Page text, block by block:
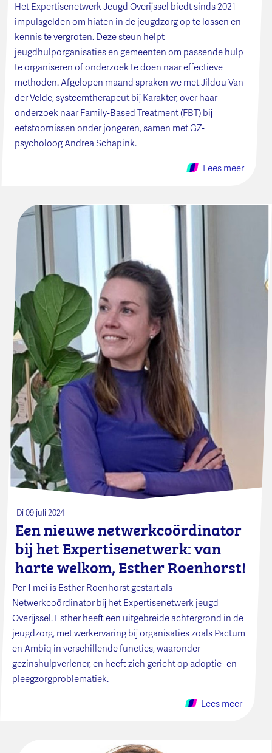
Het Expertisenetwerk Jeugd Overijssel biedt sinds 2021
impulsgelden om hiaten in de jeugdzorg op te lossen en
kennis te vergroten. Deze steun helpt
jeugdhulporganisaties en gemeenten om passende hulp
te organiseren of onderzoek te doen naar effectieve
methoden. Afgelopen maand spraken we met Jildou Van
der Velde, systeemtherapeut bij Karakter, over haar
onderzoek naar Family-Based Treatment (FBT) bij
eetstoornissen onder jongeren, samen met GZ-
psycholoog Andrea Schapink.
Lees meer
Di 09 juli 2024
Een nieuwe netwerkcoördinator
bij het Expertisenetwerk: van
harte welkom, Esther Roenhorst!
Per 1 mei is Esther Roenhorst gestart als
Netwerkcoördinator bij het Expertisenetwerk jeugd
Overijssel. Esther heeft een uitgebreide achtergrond in de
jeugdzorg, met werkervaring bij organisaties zoals Pactum
en Ambiq in verschillende functies, waaronder
gezinshulpverlener, en heeft zich gericht op adoptie- en
pleegzorgproblematiek.
Lees meer